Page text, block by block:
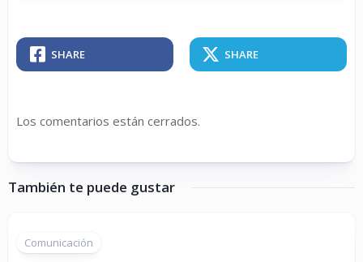
SHARE SHARE
Los comentarios están cerrados.
También te puede gustar
Comunicación